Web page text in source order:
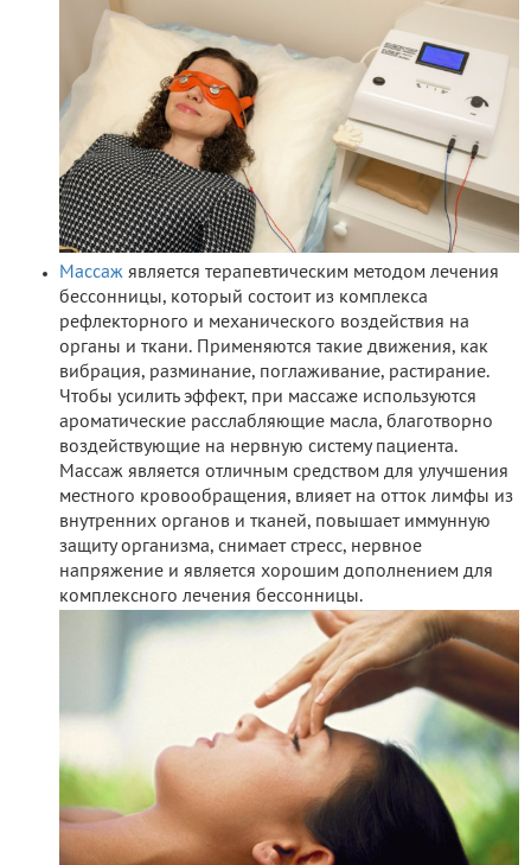
Массаж является терапевтическим методом лечения
бессонницы, который состоит из комплекса
рефлекторного и механического воздействия на
органы и ткани. Применяются такие движения, как
вибрация, разминание, поглаживание, растирание.
Чтобы усилить эффект, при массаже используются
ароматические расслабляющие масла, благотворно
воздействующие на нервную систему пациента.
Массаж является отличным средством для улучшения
местного кровообращения, влияет на отток лимфы из
внутренних органов и тканей, повышает иммунную
защиту организма, снимает стресс, нервное
напряжение и является хорошим дополнением для
комплексного лечения бессонницы.